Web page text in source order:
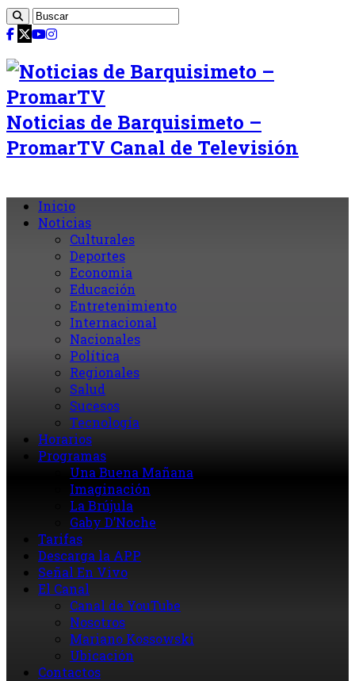
Noticias de Barquisimeto –
PromarTV Canal de Televisión
Inicio
Noticias
Culturales
Deportes
Economia
Educación
Entretenimiento
Internacional
Nacionales
Política
Regionales
Salud
Sucesos
Tecnología
Horarios
Programas
Una Buena Mañana
Imaginación
La Brújula
Gaby D’Noche
Tarifas
Descarga la APP
Señal En Vivo
El Canal
Canal de YouTube
Nosotros
Mariano Kossowski
Ubicación
Contactos